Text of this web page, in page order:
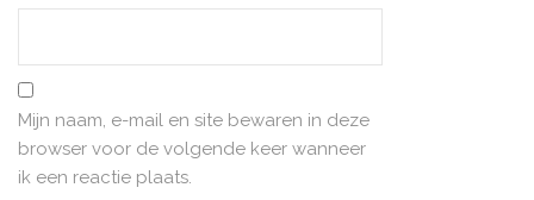
Mijn naam, e-mail en site bewaren in deze
browser voor de volgende keer wanneer
ik een reactie plaats.